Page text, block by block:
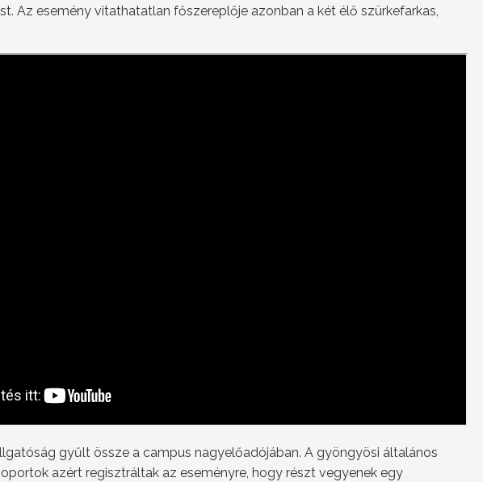
Az esemény vitathatatlan főszereplője azonban a két élő szürkefarkas,
gyűlt össze a campus nagyelőadójában. A gyöngyösi általános
azért regisztráltak az eseményre, hogy részt vegyenek egy